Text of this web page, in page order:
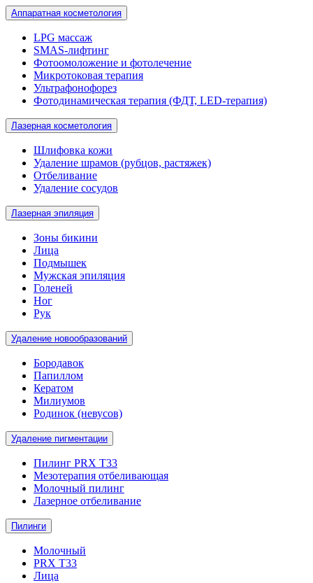
Аппаратная косметология
LPG массаж
SMAS-лифтинг
Фотоомоложение и фотолечение
Микротоковая терапия
Ультрафонофорез
Фотодинамическая терапия (ФДТ, LED-терапия)
Лазерная косметология
Шлифовка кожи
Удаление шрамов (рубцов, растяжек)
Отбеливание
Удаление сосудов
Лазерная эпиляция
Зоны бикини
Лица
Подмышек
Мужская эпиляция
Голеней
Ног
Рук
Удаление новообразований
Бородавок
Папиллом
Кератом
Милиумов
Родинок (невусов)
Удаление пигментации
Пилинг PRX T33
Мезотерапия отбеливающая
Молочный пилинг
Лазерное отбеливание
Пилинги
Молочный
PRX T33
Лица